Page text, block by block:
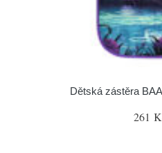
Dětská zástěra
261